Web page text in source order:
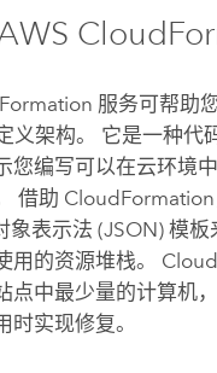
服务可帮助
义架构。 它是一种代
您编写可以在云环境
借助 CloudFormation
象表示法 (JSON) 模板
用的资源堆栈。
点中最少量的计算机
时实现修复。